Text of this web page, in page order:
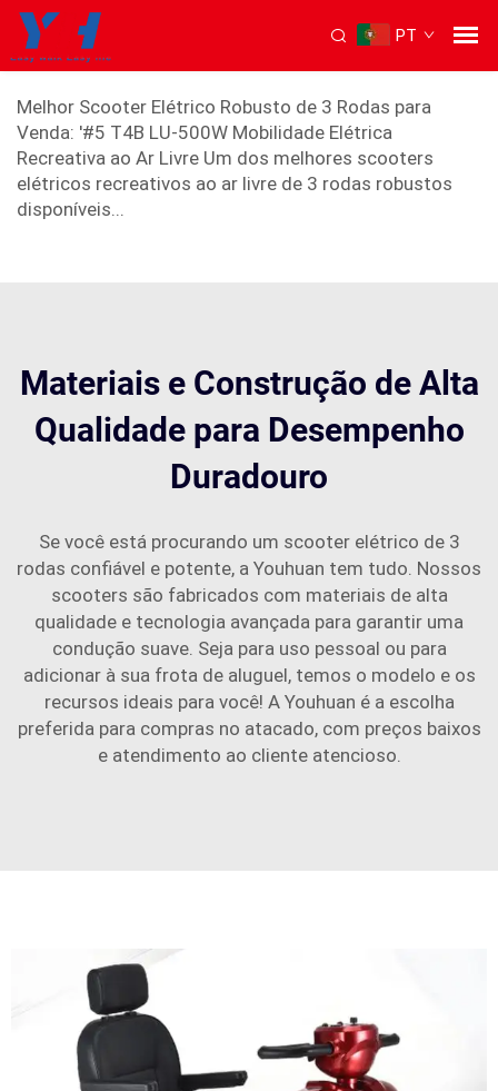
PT
scooter elétrico de 3 rodas
Melhor Scooter Elétrico Robusto de 3 Rodas para
Venda: '#5 T4B LU-500W Mobilidade Elétrica
Recreativa ao Ar Livre Um dos melhores scooters
elétricos recreativos ao ar livre de 3 rodas robustos
disponíveis...
Materiais e Construção de Alta
Qualidade para Desempenho
Duradouro
Se você está procurando um scooter elétrico de 3
rodas confiável e potente, a Youhuan tem tudo. Nossos
scooters são fabricados com materiais de alta
qualidade e tecnologia avançada para garantir uma
condução suave. Seja para uso pessoal ou para
adicionar à sua frota de aluguel, temos o modelo e os
recursos ideais para você! A Youhuan é a escolha
preferida para compras no atacado, com preços baixos
e atendimento ao cliente atencioso.